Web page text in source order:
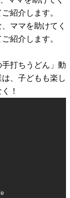
紹介します。
ママを助けてく
紹介します。
打ちうどん」動
、子どもも楽し
！